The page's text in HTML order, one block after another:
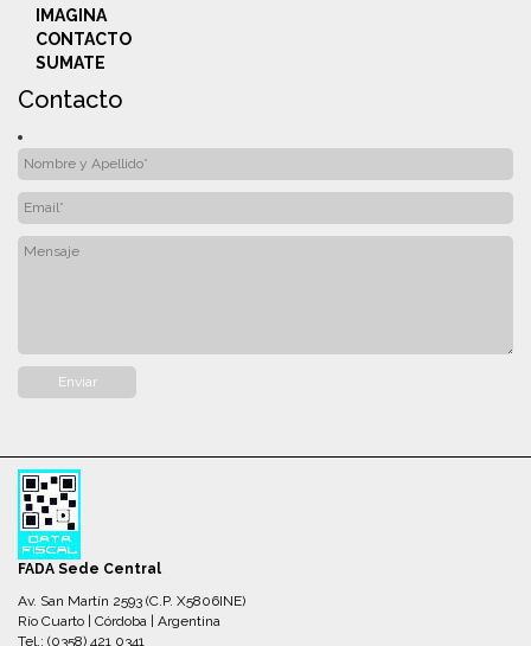
IMAGINA
CONTACTO
SUMATE
Contacto
FADA Sede Central
Av. San Martín 2593 (C.P. X5806INE)
Río Cuarto | Córdoba | Argentina
Tel.: (0358) 421 0341